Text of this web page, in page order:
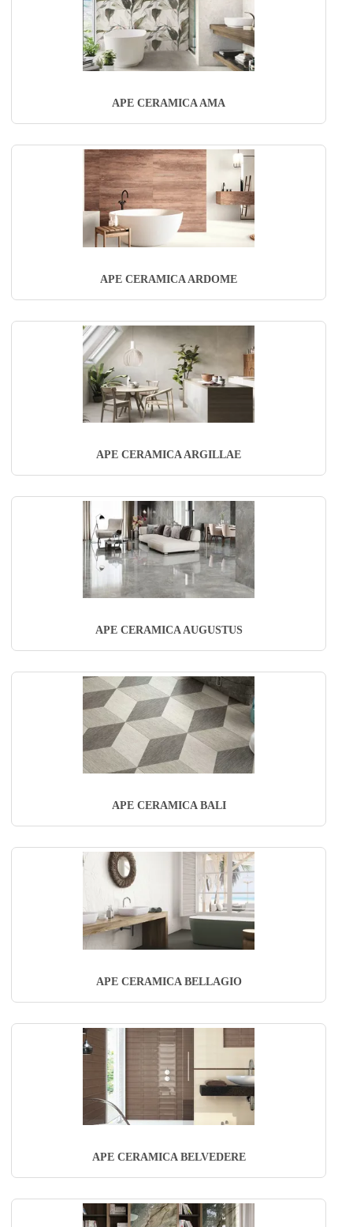
APE CERAMICA AMA
APE CERAMICA ARDOME
APE CERAMICA ARGILLAE
APE CERAMICA AUGUSTUS
APE CERAMICA BALI
APE CERAMICA BELLAGIO
APE CERAMICA BELVEDERE